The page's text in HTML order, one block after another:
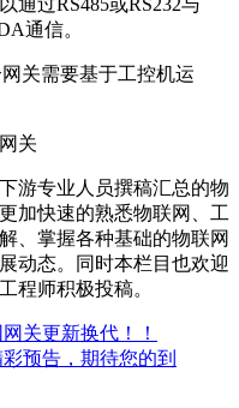
通信。
关需要基于工控机运
游专业人员撰稿汇总的物
加快速的熟悉物联网、工
、掌握各种基础的物联网
动态。同时本栏目也欢迎
程师积极投稿。
关更新换代！！
预告，期待您的到